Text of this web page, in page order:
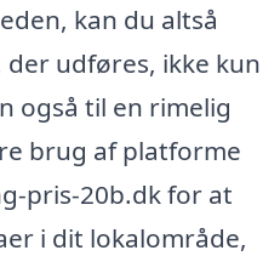
kan du altså
udføres, ikke kun
også til en rimelig
brug af platforme
pris-20b.dk for at
i dit lokalområde,